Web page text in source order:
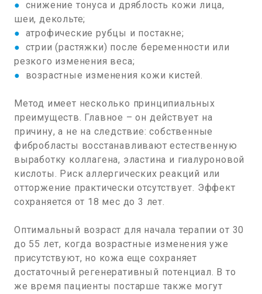
● снижение тонуса и дряблость кожи лица,
шеи, декольте;
● атрофические рубцы и постакне;
● стрии (растяжки) после беременности или
резкого изменения веса;
● возрастные изменения кожи кистей.
Метод имеет несколько принципиальных
преимуществ. Главное – он действует на
причину, а не на следствие: собственные
фибробласты восстанавливают естественную
выработку коллагена, эластина и гиалуроновой
кислоты. Риск аллергических реакций или
отторжение практически отсутствует. Эффект
сохраняется от 18 мес до 3 лет.
Оптимальный возраст для начала терапии от 30
до 55 лет, когда возрастные изменения уже
присутствуют, но кожа еще сохраняет
достаточный регенеративный потенциал. В то
же время пациенты постарше также могут